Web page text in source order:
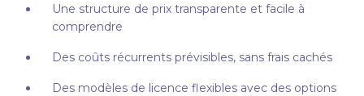
Une structure de prix transparente et facile à
comprendre
Des coûts récurrents prévisibles, sans frais cachés
Des modèles de licence flexibles avec des options